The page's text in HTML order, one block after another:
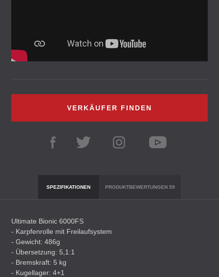
VERKÄUFER FINDEN
SPEZIFIKATIONEN PRODUKTBEWERTUNGEN59
Ultimate Bionic 6000FS
- Karpfenrolle mit Freilaufsystem
- Gewicht: 486g
- Übersetzung: 5,1:1
- Bremskraft: 5 kg
- Kugellager: 4+1